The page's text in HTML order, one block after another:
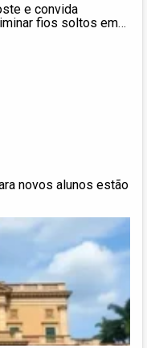
e convida
fios soltos em
novos alunos estão